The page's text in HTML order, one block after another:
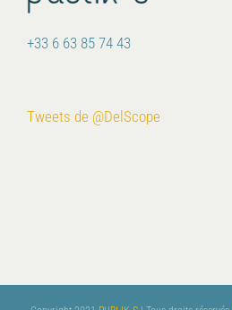
+33 6 63 85 74 43
Tweets de @DelScope